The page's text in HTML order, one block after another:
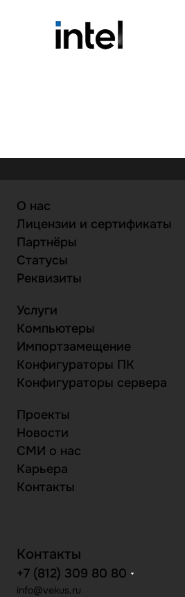
О нас
Лицензии и сертификаты
Партнёры
Статусы
Реквизиты
Услуги
Компьютеры
Импортзамещение
Конфигураторы ПК
Конфигураторы сервера
Проекты
Новости
СМИ о нас
Карьера
Контакты
Контакты
+7 (812) 309 80 80
info@vekus.ru